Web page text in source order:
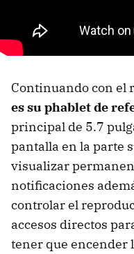
Continuando con el
es su phablet de
principal de 5.7
pantalla en la parte
visualizar
notificaciones
controlar el
accesos directos
tener que encender